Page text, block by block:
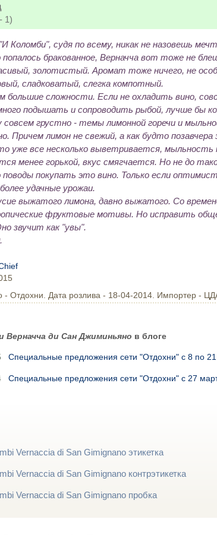
1)
Коломби", судя по всему, никак не назовешь
попалось бракованное, Верначча вот тоже не
золотистый. Аромат тоже ничего, не
сладковатый, слегка компотный.
большие сложности. Если не охладить вино,
подышать и сопроводить рыбой, лучше бы
совсем грустно - темы лимонной горечи и
Причем лимон не свежий, а как будто
уже все несколько выветривается,
менее горькой, вкус смягчается. Но не до
поводы покупать это вино. Только если
удачные урожаи.
выжатого лимона, давно выжатого. Со
фруктовые мотивы. Но исправить
звучит как "увы".
- Отдохни. Дата розлива - 18-04-2014. Импортер -
Верначча ди Сан Джиминьяно в блоге
Специальные предложения сети "Отдохни" с 8 по
Специальные предложения сети "Отдохни" с 27